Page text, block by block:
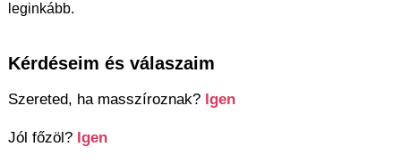
leginkább.
Kérdéseim és válaszaim
Szereted, ha masszíroznak? Igen
Jól főzöl? Igen